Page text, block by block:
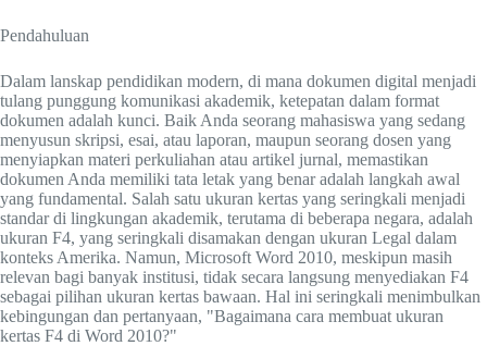
Pendahuluan
Dalam lanskap pendidikan modern, di mana dokumen digital menjadi
tulang punggung komunikasi akademik, ketepatan dalam format
dokumen adalah kunci. Baik Anda seorang mahasiswa yang sedang
menyusun skripsi, esai, atau laporan, maupun seorang dosen yang
menyiapkan materi perkuliahan atau artikel jurnal, memastikan
dokumen Anda memiliki tata letak yang benar adalah langkah awal
yang fundamental. Salah satu ukuran kertas yang seringkali menjadi
standar di lingkungan akademik, terutama di beberapa negara, adalah
ukuran F4, yang seringkali disamakan dengan ukuran Legal dalam
konteks Amerika. Namun, Microsoft Word 2010, meskipun masih
relevan bagi banyak institusi, tidak secara langsung menyediakan F4
sebagai pilihan ukuran kertas bawaan. Hal ini seringkali menimbulkan
kebingungan dan pertanyaan, "Bagaimana cara membuat ukuran
kertas F4 di Word 2010?"